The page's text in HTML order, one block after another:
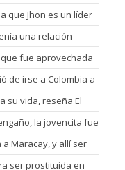
que Jhon es un líder
una relación
fue aprovechada
de irse a Colombia a
su vida, reseña El
la jovencita fue
Maracay, y allí ser
ser prostituida en